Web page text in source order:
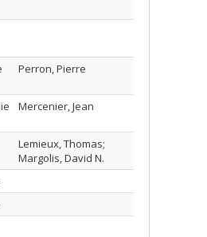
Perron, Pierre
Mercenier, Jean
Lemieux, Thomas;
Margolis, David N.